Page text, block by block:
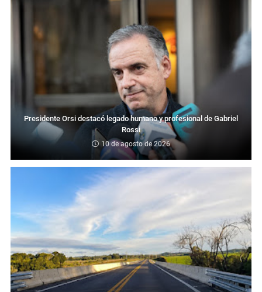
Presidente Orsi destacó legado humano y profesional de Gabriel
Rossi
10 de agosto de 2026